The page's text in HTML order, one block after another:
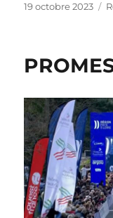
it
r
c
b
o
o
k
Publié
19 octobre 2023